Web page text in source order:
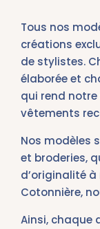
Tous nos
créations
de stylistes.
élaborée et
qui rend
vêtements
Nos modèles
et broderies,
d’originalité à
Cotonnière,
Ainsi, chaque